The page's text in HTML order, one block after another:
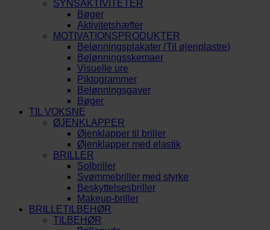
SYNSAKTIVITETER
Bøger
Aktivitetshæfter
MOTIVATIONSPRODUKTER
Belønningsplakater (Til øjenplastre)
Belønningsskemaer
Visuelle ure
Piktogrammer
Belønningsgaver
Bøger
TIL VOKSNE
ØJENKLAPPER
Øjenklapper til briller
Øjenklapper med elastik
BRILLER
Solbriller
Svømmebriller med styrke
Beskyttelsesbriller
Makeup-briller
BRILLETILBEHØR
TILBEHØR